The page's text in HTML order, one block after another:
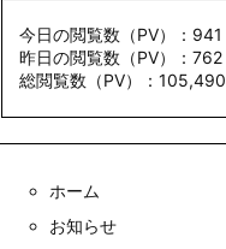
今日の閲覧数（PV）：941
昨日の閲覧数（PV）：762
総閲覧数（PV）：105,490
ホーム
お知らせ